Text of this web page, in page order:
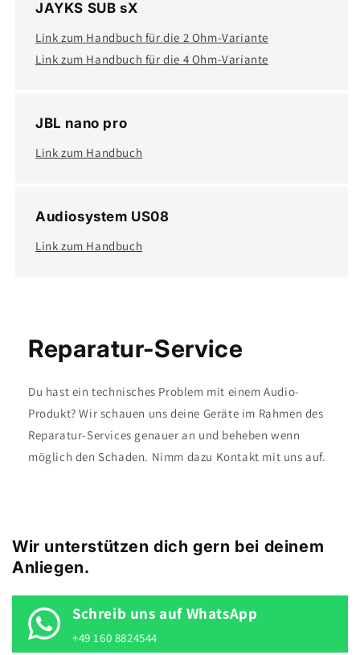
JAYKS SUB sX
Link zum Handbuch für die 2 Ohm-Variante
Link zum Handbuch für die 4 Ohm-Variante
JBL nano pro
Link zum Handbuch
Audiosystem US08
Link zum Handbuch
Reparatur-Service
Du hast ein technisches Problem mit einem Audio-
Produkt? Wir schauen uns deine Geräte im Rahmen des
Reparatur-Services genauer an und beheben wenn
möglich den Schaden. Nimm dazu Kontakt mit uns auf.
Wir unterstützen dich gern bei deinem
Anliegen.
Schreib uns auf WhatsApp
+49 160 8824544